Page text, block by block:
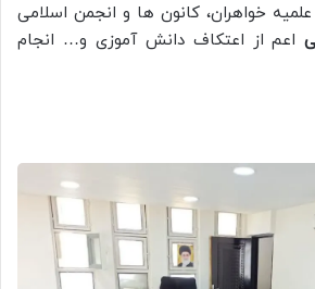
خواهران، کانون ها و انجمن اسلامی
اعم از اعتکاف دانش آموزی و… انجام